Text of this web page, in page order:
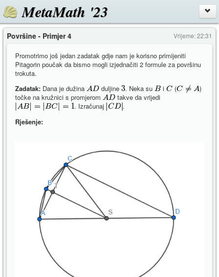
MetaMath '23
Vrijeme: 22:31
Površine - Primjer 4
Promotrimo još jedan zadatak gdje nam je korisno primijeniti
Pitagorin poučak da bismo mogli izjednačiti 2 formule za površinu
trokuta.
Zadatak: Dana je dužina duljine . Neka su i (
)
točke na kružnici s promjerom
takve da vrijedi
. Izračunaj
.
Rješenje: